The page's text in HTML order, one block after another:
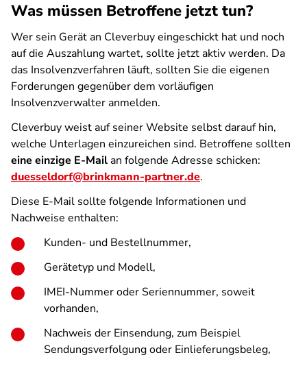
Was müssen Betroffene jetzt tun?
Wer sein Gerät an Cleverbuy eingeschickt hat und noch
auf die Auszahlung wartet, sollte jetzt aktiv werden. Da
das Insolvenzverfahren läuft, sollten Sie die eigenen
Forderungen gegenüber dem vorläufigen
Insolvenzverwalter anmelden.
Cleverbuy weist auf seiner Website selbst darauf hin,
welche Unterlagen einzureichen sind. Betroffene sollten
eine einzige E-Mailan folgende Adresse schicken:
duesseldorf@brinkmann-partner.de.
Diese E-Mail sollte folgende Informationen und
Nachweise enthalten:
Kunden- und Bestellnummer,
Gerätetyp und Modell,
IMEI-Nummer oder Seriennummer, soweit
vorhanden,
Nachweis der Einsendung, zum Beispiel
Sendungsverfolgung oder Einlieferungsbeleg,